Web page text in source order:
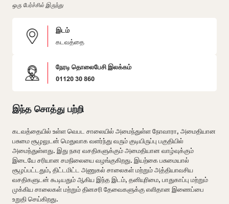
ஒரு பேர்ச்சில் இருந்து
இடம்
கடவத்தை
நேரடி தொலைபேசி இலக்கம்
01120 30 860
இந்த சொத்து பற்றி
கடவத்தையில் உள்ள வெபட சாலையில் அமைந்துள்ள நோவாரா, அமைதியான
பசுமை சூழலுடன் மெதுவாக வளர்ந்து வரும் குடியிருப்பு பகுதியில்
அமைந்துள்ளது. இது நகர வசதிகளுக்கும் அமைதியான வாழ்வுக்கும்
இடையே சரியான சமநிலையை வழங்குகிறது. இயற்கை பசுமையால்
சூழப்பட்டதும், திட்டமிட்ட அணுகல் சாலைகள் மற்றும் அத்தியாவசிய
வசதிகளுடன் கூடியதும் ஆகிய இந்த இடம், தனியுரிமை, பாதுகாப்பு மற்றும்
முக்கிய சாலைகள் மற்றும் தினசரி தேவைகளுக்கு எளிதான இணைப்பை
உறுதி செய்கிறது.